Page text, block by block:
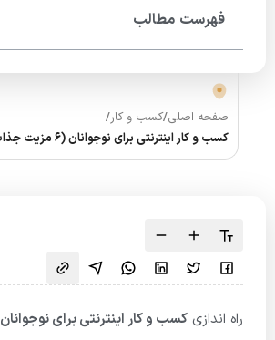
فهرست مطالب
صفحه اصلی/کسب و کار/
کسب و کار اینترنتی برای نوجوانان (6 مزیت جذاب)
راه اندازی کسب و کار اینترنتی برای نوجوانان